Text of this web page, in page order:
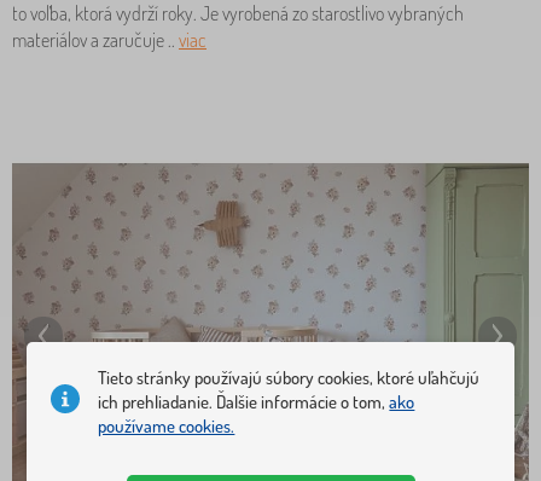
to voľba, ktorá vydrží roky. Je vyrobená zo starostlivo vybraných
materiálov a zaručuje .. viac
Tieto stránky používajú súbory cookies, ktoré uľahčujú
ich prehliadanie. Ďalšie informácie o tom,ako
používame cookies.